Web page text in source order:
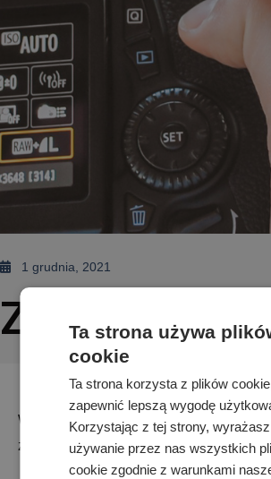
1 grudnia, 2021
Zdjęcia
W poniedziałek 6 grudnia 2021 r.
zdjęci klasowe.
Ta strona używa
cookie
Ta strona korzysta z plików
zapewnić lepszą wygodę
Korzystając z tej strony,
używanie przez nas wszystkich
cookie zgodnie z warunkami